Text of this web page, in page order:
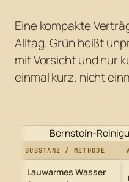
Eine kompakte
Alltag. Grün heißt
mit Vorsicht und nur
einmal kurz, nicht
Bernstein-
SUBSTANZ / METHODE
Lauwarmes Wasser